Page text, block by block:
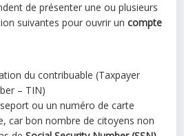
de présenter une ou plusieurs
suivantes pour ouvrir uncompte
du contribuable (Taxpayer
– TIN)
ou un numéro de carte
car bon nombre de citoyens non